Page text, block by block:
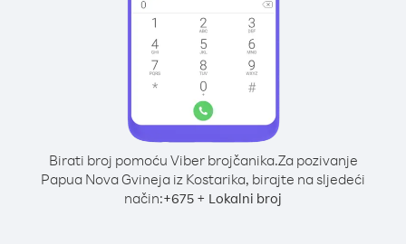
Birati broj pomoću Viber brojčanika.Za pozivanje
Papua Nova Gvineja iz Kostarika, birajte na sljedeći
način:+675 + Lokalni broj